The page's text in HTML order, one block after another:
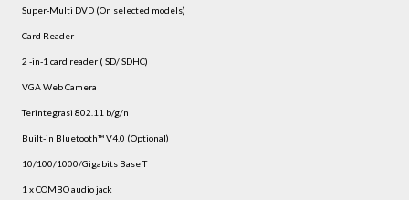
Super-Multi DVD (On selected models)
Card Reader
2 -in-1 card reader ( SD/ SDHC)
VGA Web Camera
Terintegrasi 802.11 b/g/n
Built-in Bluetooth™ V4.0 (Optional)
10/100/1000/Gigabits Base T
1 x COMBO audio jack